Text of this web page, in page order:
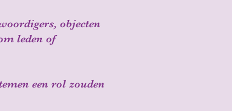
objecten
leden of
een rol zouden